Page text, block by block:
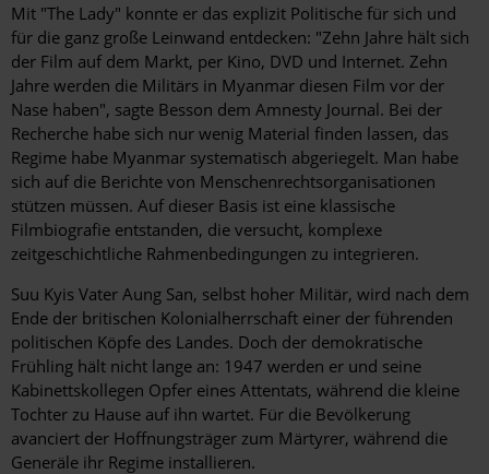
Mit "The Lady" konnte er das explizit Politische für sich und
für die ganz große Leinwand entdecken: "Zehn Jahre hält sich
der Film auf dem Markt, per Kino, DVD und Internet. Zehn
Jahre werden die Militärs in Myanmar diesen Film vor der
Nase haben", sagte Besson dem Amnesty Journal. Bei der
Recherche habe sich nur wenig Material finden lassen, das
Regime habe Myanmar systematisch abgeriegelt. Man habe
sich auf die Berichte von Menschenrechtsorganisationen
stützen müssen. Auf dieser Basis ist eine klassische
Filmbiografie entstanden, die versucht, komplexe
zeitgeschichtliche Rahmenbedingungen zu integrieren.
Suu Kyis Vater Aung San, selbst hoher Militär, wird nach dem
Ende der britischen Kolonialherrschaft einer der führenden
politischen Köpfe des Landes. Doch der demokratische
Frühling hält nicht lange an: 1947 werden er und seine
Kabinettskollegen Opfer eines Attentats, während die kleine
Tochter zu Hause auf ihn wartet. Für die Bevölkerung
avanciert der Hoffnungsträger zum Märtyrer, während die
Generäle ihr Regime installieren.